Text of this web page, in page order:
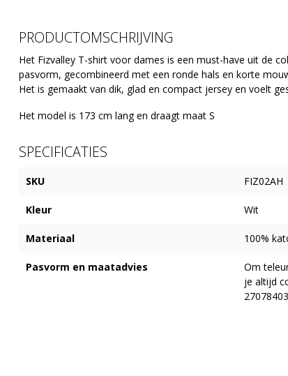
PRODUCTOMSCHRIJVING
Het Fizvalley T-shirt voor dames is een must-have uit de
pasvorm, gecombineerd met een ronde hals en korte
Het is gemaakt van dik, glad en compact jersey en voelt
Het model is 173 cm lang en draagt maat S
SPECIFICATIES
SKU FIZ02AH
Kleur Wit
Materiaal 100%
Pasvorm en maatadvies
Om
je altijd